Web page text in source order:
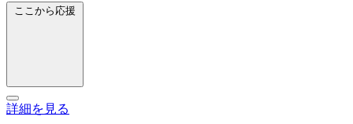
ここから応援
詳細を見る